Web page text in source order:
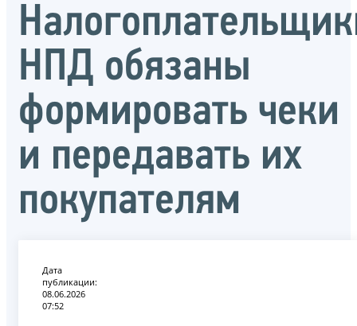
НПД обязаны
формировать чеки
и передавать их
покупателям
Дата
публикации:
08.06.2026
07:52